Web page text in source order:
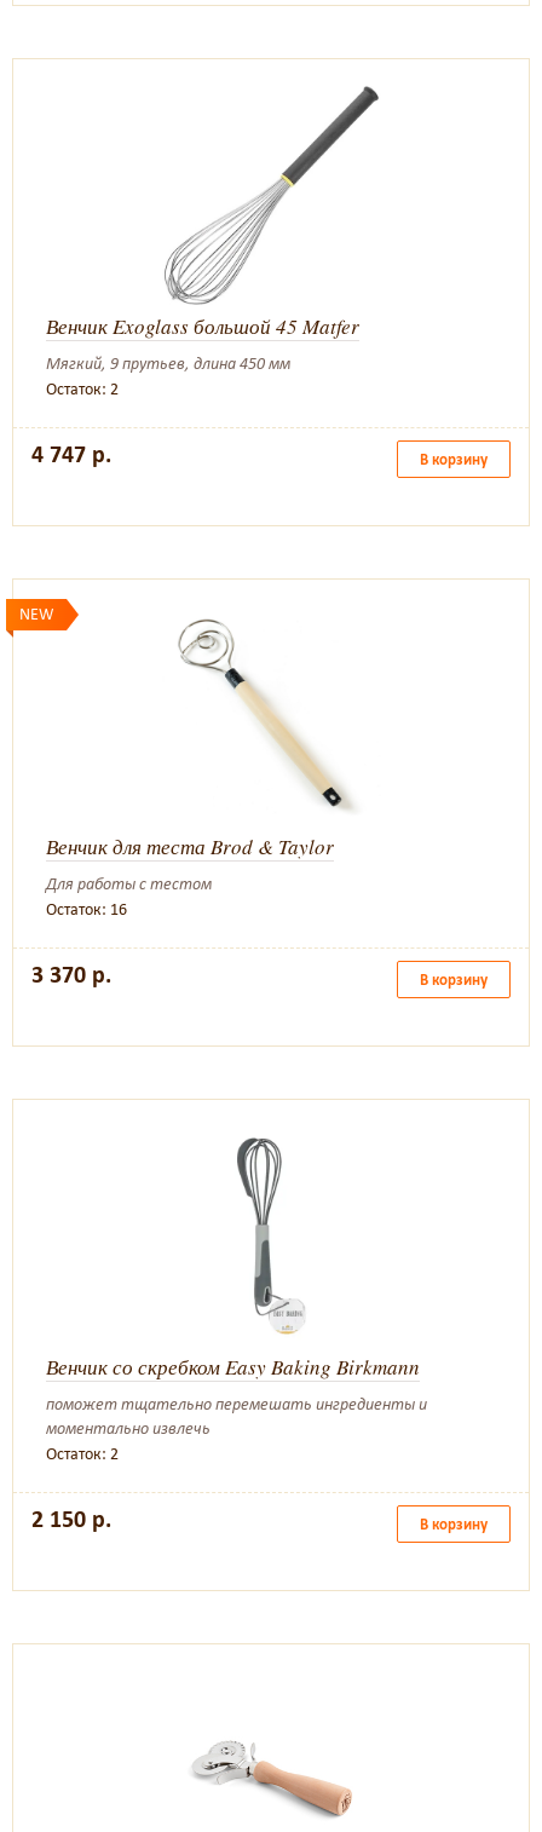
Венчик Exoglass большой 45 Matfer
Мягкий, 9 прутьев, длина 450 мм
Остаток: 2
4 747 р. В корзину
NEW
Венчик для теста Brod & Taylor
Для работы с тестом
Остаток: 16
3 370 р. В корзину
Венчик со скребком Easy Baking Birkmann
поможет тщательно перемешать ингредиенты и
моментально извлечь
Остаток: 2
2 150 р. В корзину